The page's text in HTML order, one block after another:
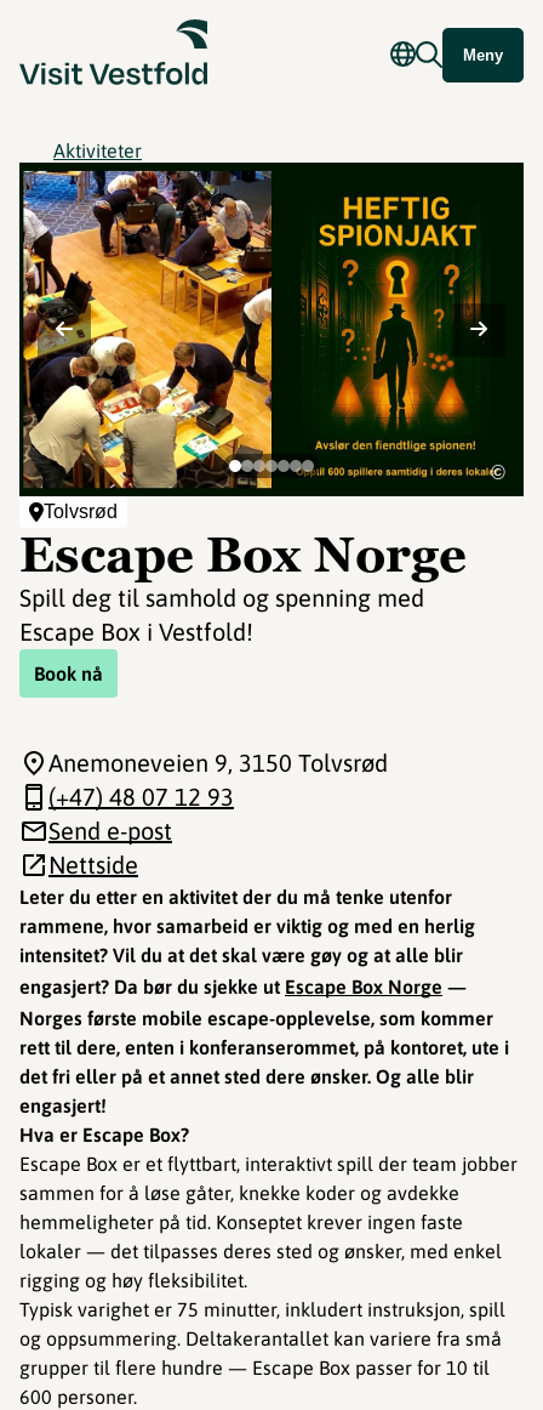
Meny
Aktiviteter
Tolvsrød
Escape Box Norge
Spill deg til samhold og spenning med
Escape Box i Vestfold!
Book nå
©
Leter du etter en aktivitet der du må tenke utenfor
rammene, hvor samarbeid er viktig og med en herlig
intensitet? Vil du at det skal være gøy og at alle blir
engasjert? Da bør du sjekke ut Escape Box Norge —
Norges første mobile escape-opplevelse, som kommer
rett til dere, enten i konferanserommet, på kontoret, ute i
det fri eller på et annet sted dere ønsker. Og alle blir
engasjert!
Hva er Escape Box?
Escape Box er et flyttbart, interaktivt spill der team jobber
sammen for å løse gåter, knekke koder og avdekke
hemmeligheter på tid. Konseptet krever ingen faste
lokaler — det tilpasses deres sted og ønsker, med enkel
rigging og høy fleksibilitet.
Typisk varighet er 75 minutter, inkludert instruksjon, spill
og oppsummering. Deltakerantallet kan variere fra små
grupper til flere hundre — Escape Box passer for 10 til
600 personer.
Anemoneveien 9, 3150 Tolvsrød
(+47) 48 07 12 93
Send e-post
Nettside